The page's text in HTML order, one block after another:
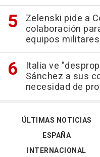
Zelenski pide a
colaboración
equipos
Italia ve
Sánchez a sus
necesidad de
ÚLTIMAS NOTICIAS
ESPAÑA
INTERNACIONAL